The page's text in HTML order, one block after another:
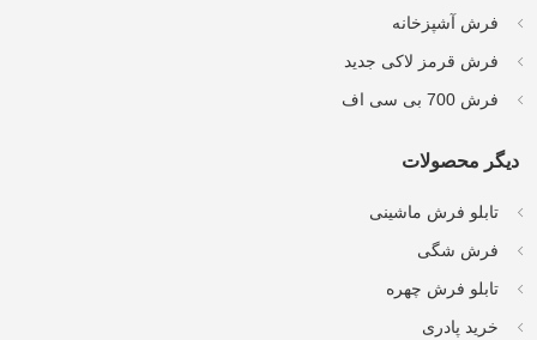
فرش آشپزخانه
فرش قرمز لاکی جدید
فرش 700 بی سی اف
دیگر محصولات
تابلو فرش ماشینی
فرش شگی
تابلو فرش چهره
خرید پادری